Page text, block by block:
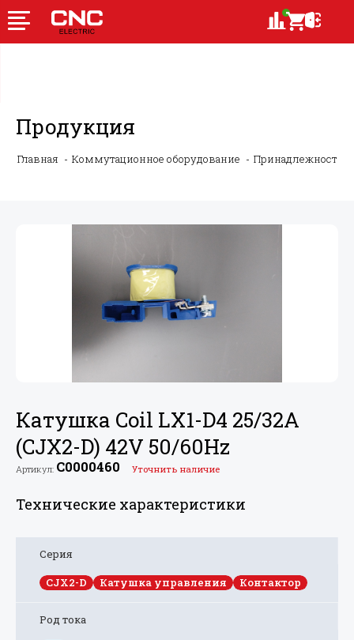
Продукция
Главная Коммутационное оборудование Принадлежности
Катушка Coil LX1-D4 25/32A
(CJX2-D) 42V 50/60Hz
Артикул: C0000460 Уточнить наличие
Технические характеристики
Серия
CJX2-D
Катушка управления Контактор
Род тока